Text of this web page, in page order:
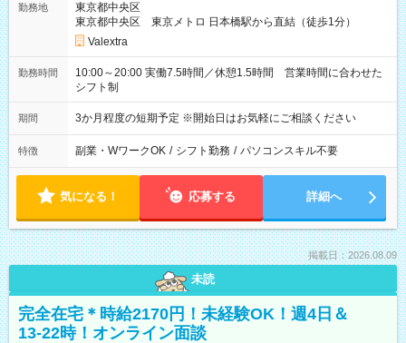
勤務地
東京都中央区
東京都中央区 東京メトロ 日本橋駅から直結（徒歩1分）
Valextra
勤務時間
10:00～20:00 実働7.5時間／休憩1.5時間 営業時間に合わせた
シフト制
期間 3か月程度の短期予定 ※開始日はお気軽にご相談ください
特徴 副業・WワークOK / シフト勤務 / パソコンスキル不要
気になる！ 応募する 詳細へ
掲載日：2026.08.09
未読
完全在宅＊時給2170円！未経験OK！週4日＆
13-22時！オンライン面談